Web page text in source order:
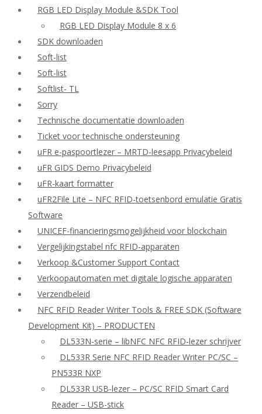
RGB LED Display Module &SDK Tool
RGB LED Display Module 8 x 6
SDK downloaden
Soft-list
Soft-list
Softlist- TL
Sorry
Technische documentatie downloaden
Ticket voor technische ondersteuning
uFR e-paspoortlezer – MRTD-leesapp Privacybeleid
uFR GIDS Demo Privacybeleid
uFR-kaart formatter
uFR2File Lite – NFC RFID-toetsenbord emulatie Gratis
Software
UNICEF-financieringsmogelijkheid voor blockchain
Vergelijkingstabel nfc RFID-apparaten
Verkoop &Customer Support Contact
Verkoopautomaten met digitale logische apparaten
Verzendbeleid
NFC RFID Reader Writer Tools & FREE SDK (Software
Development Kit) – PRODUCTEN
DL533N-serie – libNFC NFC RFID-lezer schrijver
DL533R Serie NFC RFID Reader Writer PC/SC –
PN533R NXP
DL533R USB-lezer – PC/SC RFID Smart Card
Reader – USB-stick